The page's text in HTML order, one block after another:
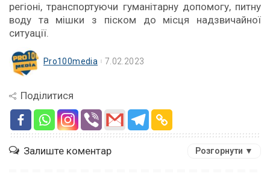
регіоні, транспортуючи гуманітарну допомогу, питну
воду та мішки з піском до місця надзвичайної
ситуації.
Pro100media 7.02.2023
Поділитися
Залиште коментар Розгорнути ▼